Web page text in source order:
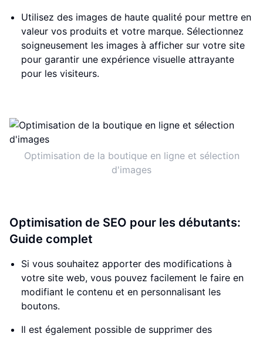
Utilisez des images de haute qualité pour mettre en
valeur vos produits et votre marque. Sélectionnez
soigneusement les images à afficher sur votre site
pour garantir une expérience visuelle attrayante
pour les visiteurs.
Optimisation de la boutique en ligne et sélection
d'images
Optimisation de SEO pour les débutants:
Guide complet
Si vous souhaitez apporter des modifications à
votre site web, vous pouvez facilement le faire en
modifiant le contenu et en personnalisant les
boutons.
Il est également possible de supprimer des